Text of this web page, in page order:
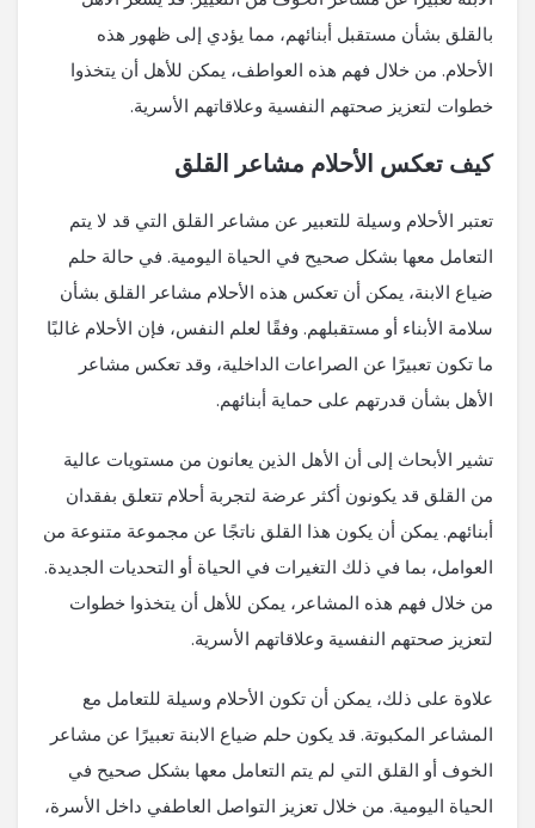
بالقلق بشأن مستقبل أبنائهم، مما يؤدي إلى ظهور هذه
الأحلام. من خلال فهم هذه العواطف، يمكن للأهل أن يتخذوا
خطوات لتعزيز صحتهم النفسية وعلاقاتهم الأسرية.
كيف تعكس الأحلام مشاعر القلق
تعتبر الأحلام وسيلة للتعبير عن مشاعر القلق التي قد لا يتم
التعامل معها بشكل صحيح في الحياة اليومية. في حالة حلم
ضياع الابنة، يمكن أن تعكس هذه الأحلام مشاعر القلق بشأن
سلامة الأبناء أو مستقبلهم. وفقًا لعلم النفس، فإن الأحلام غالبًا
ما تكون تعبيرًا عن الصراعات الداخلية، وقد تعكس مشاعر
الأهل بشأن قدرتهم على حماية أبنائهم.
تشير الأبحاث إلى أن الأهل الذين يعانون من مستويات عالية
من القلق قد يكونون أكثر عرضة لتجربة أحلام تتعلق بفقدان
أبنائهم. يمكن أن يكون هذا القلق ناتجًا عن مجموعة متنوعة من
العوامل، بما في ذلك التغيرات في الحياة أو التحديات الجديدة.
من خلال فهم هذه المشاعر، يمكن للأهل أن يتخذوا خطوات
لتعزيز صحتهم النفسية وعلاقاتهم الأسرية.
علاوة على ذلك، يمكن أن تكون الأحلام وسيلة للتعامل مع
المشاعر المكبوتة. قد يكون حلم ضياع الابنة تعبيرًا عن مشاعر
الخوف أو القلق التي لم يتم التعامل معها بشكل صحيح في
الحياة اليومية. من خلال تعزيز التواصل العاطفي داخل الأسرة،